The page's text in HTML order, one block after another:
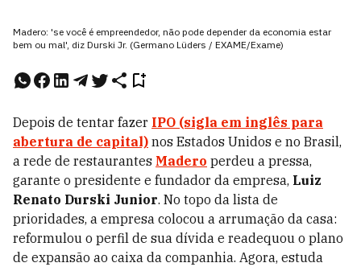
Madero: 'se você é empreendedor, não pode depender da economia estar
bem ou mal', diz Durski Jr. (Germano Lüders / EXAME/Exame)
Depois de tentar fazer IPO (sigla em inglês para
abertura de capital) nos Estados Unidos e no Brasil,
a rede de restaurantes Madero perdeu a pressa,
garante o presidente e fundador da empresa, Luiz
Renato Durski Junior. No topo da lista de
prioridades, a empresa colocou a arrumação da casa:
reformulou o perfil de sua dívida e readequou o plano
de expansão ao caixa da companhia. Agora, estuda